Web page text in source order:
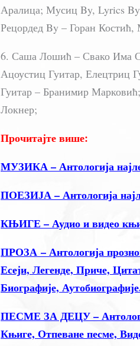
Аралица; Мусиц By, Lyrics
Рецордед By – Горан
6. Саша Лошић – Свако Има
Ацоустиц Гуитар, Елецтриц
Гуитар – Бранимир
Локнер;
Прочитајте више:
МУЗИКА – Антологија
ПОЕЗИЈА – Антологија
КЊИГЕ – Аудио и видео
ПРОЗА – Антологија
Есеји, Легенде, Приче,
Биографије,
ПЕСМЕ ЗА ДЕЦУ –
Књиге, Отпеване песме,